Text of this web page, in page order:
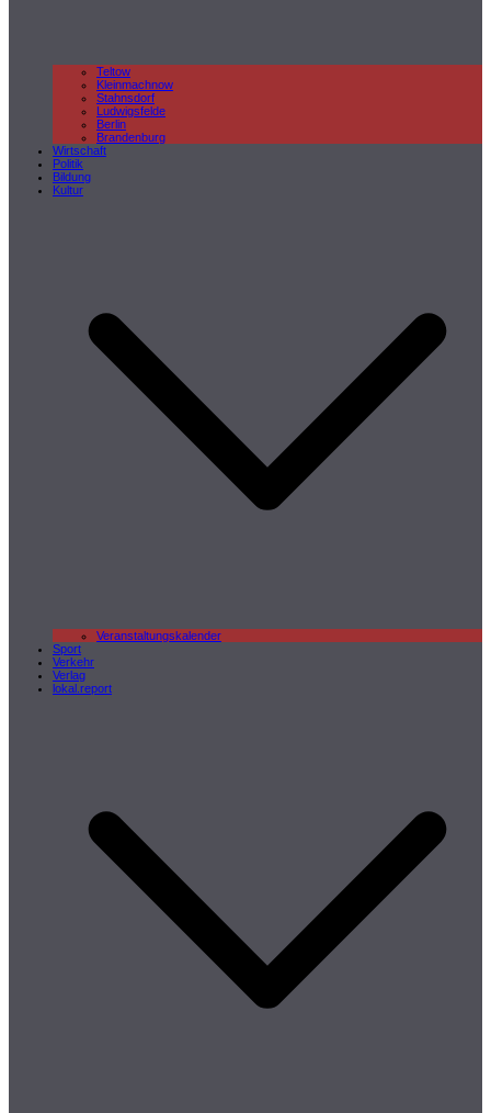
Teltow
Kleinmachnow
Stahnsdorf
Ludwigsfelde
Berlin
Brandenburg
Wirtschaft
Politik
Bildung
Kultur
Veranstaltungskalender
Sport
Verkehr
Verlag
lokal.report